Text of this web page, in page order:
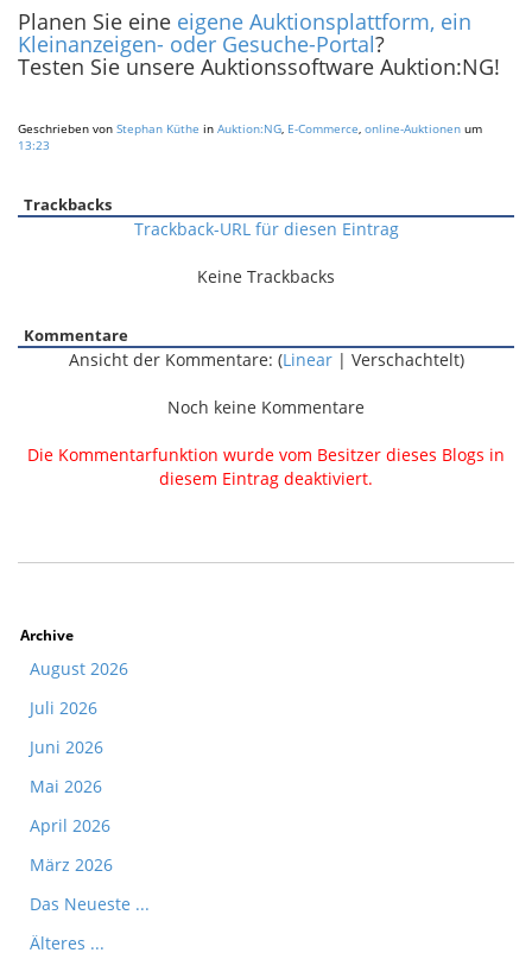
Planen Sie eine eigene Auktionsplattform, ein
Kleinanzeigen- oder Gesuche-Portal?
Testen Sie unsere Auktionssoftware Auktion:NG!
Geschrieben von Stephan Küthe in Auktion:NG, E-Commerce, online-Auktionen um
13:23
Trackbacks
Trackback-URL für diesen Eintrag
Keine Trackbacks
Kommentare
Ansicht der Kommentare: (Linear| Verschachtelt)
Noch keine Kommentare
Die Kommentarfunktion wurde vom Besitzer dieses Blogs in
diesem Eintrag deaktiviert.
Archive
August 2026
Juli 2026
Juni 2026
Mai 2026
April 2026
März 2026
Das Neueste ...
Älteres ...